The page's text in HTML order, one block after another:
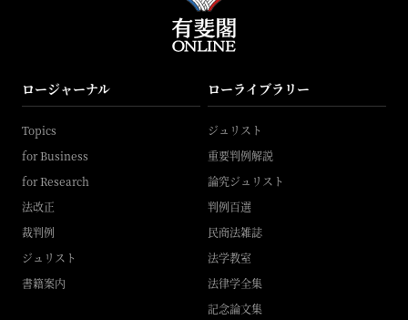
ロージャーナル
Topics
for Business
for Research
法改正
裁判例
ジュリスト
書籍案内
ローライブラリー
ジュリスト
重要判例解説
論究ジュリスト
判例百選
民商法雑誌
法学教室
法律学全集
記念論文集